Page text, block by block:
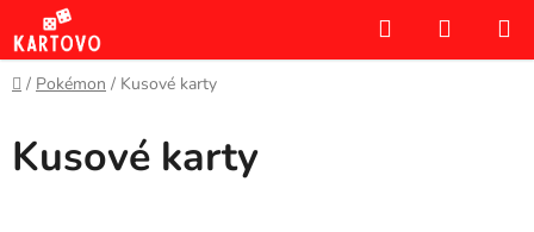
Prejsť
na
obsah
Hľadať
KOŠÍK
Domov
/ Pokémon / Kusové karty
Kusové karty